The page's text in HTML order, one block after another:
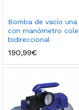
Bomba de vacío una
con manómetro
bidireccional
190,99€